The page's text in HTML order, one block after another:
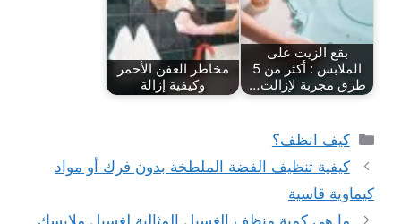
بقع الزيت على
الملابس : أكثر من 5
طرق مجربة لإزالت…
مخاطر العفن الأحمر
وكيفية إزالة
التصنيفات
كيف انظف؟
كيفية تنظيف الفضة الملطخة بدون فرك أو مواد
كيماوية قاسية
ما هي كمية منظف الغسيل المثالية لغسيل ملابسك